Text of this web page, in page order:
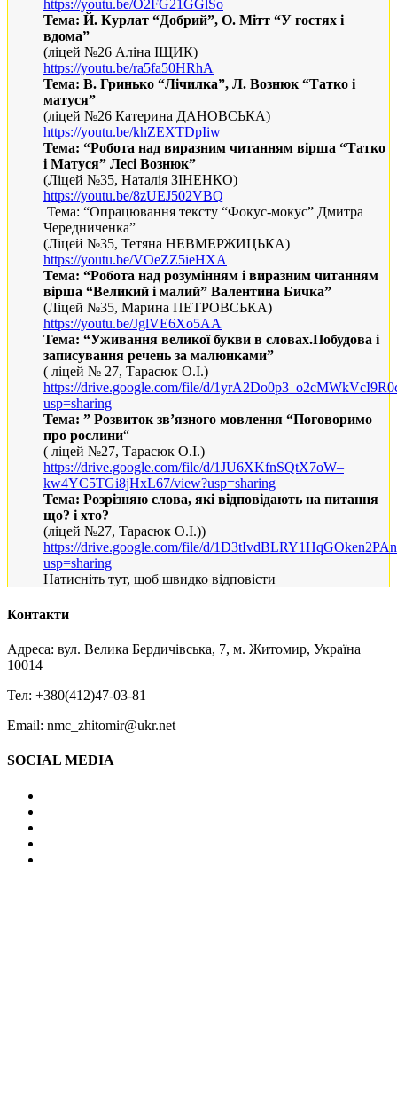
https://youtu.be/O2FG21GGlSo
Тема: Й. Курлат “Добрий”, О. Мітт “У гостях і
вдома”
(ліцей №26 Аліна ІЩИК)
https://youtu.be/ra5fa50HRhA
Тема: В. Гринько “Лічилка”, Л. Вознюк “Татко і
матуся”
(ліцей №26 Катерина ДАНОВСЬКА)
https://youtu.be/khZEXTDpIiw
Тема: “Робота над виразним читанням вірша “Татко
і Матуся” Лесі Вознюк”
(Ліцей №35, Наталія ЗІНЕНКО)
https://youtu.be/8zUEJ502VBQ
Тема: “Опрацювання тексту “Фокус-мокус” Дмитра
Чередниченка”
(Ліцей №35, Тетяна НЕВМЕРЖИЦЬКА)
https://youtu.be/VOeZZ5ieHXA
Тема: “Робота над розумінням і виразним читанням
вірша “Великий і малий” Валентина Бичка”
(Ліцей №35, Марина ПЕТРОВСЬКА)
https://youtu.be/JglVE6Xo5AA
Тема: “Уживання великої букви в словах.Побудова і
записування речень за малюнками”
( ліцей № 27, Тарасюк О.І.)
https://drive.google.com/file/d/
usp=sharing
Тема: ” Розвиток зв’язного мовлення “Поговоримо
про рослини“
( ліцей №27, Тарасюк О.І.)
https://drive.google.com/file/d/1JU6XKfnSQtX7oW–
kw4YC5TGi8jHxL67/view?usp=sharing
Тема: Розрізняю слова, які відповідають на питання
що? і хто?
(ліцей №27, Тарасюк О.І.))
https://drive.google.com/file/d/
usp=sharing
Натисніть тут, щоб швидко відповісти
Контакти
Адреса: вул. Велика Бердичівська, 7, м. Житомир, Україна
10014
Тел: +380(412)47-03-81
Email: nmc_zhitomir@ukr.net
SOCIAL MEDIA